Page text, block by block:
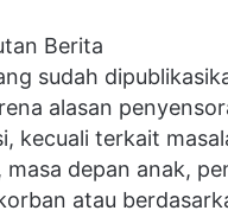
Berita
sudah
alasan
kecuali terkait
masa depan anak,
atau